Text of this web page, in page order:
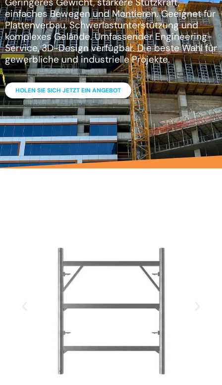
einfaches Bewegen und Montieren. Geeignet für
Plattenverbau, Schwerlastunterstützung und
komplexes Gelände. Umfassender Engineering-
Service, 3D-Design verfügbar. Die beste Wahl für
gewerbliche und industrielle Projekte.
HOLEN SIE SICH JETZT EIN ANGEBOT